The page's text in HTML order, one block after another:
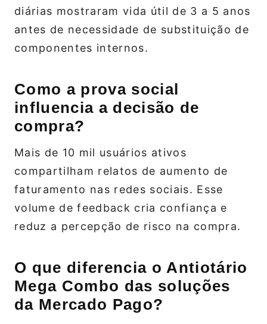
diárias mostraram vida útil de 3 a 5 anos
antes de necessidade de substituição de
componentes internos.
Como a prova social
influencia a decisão de
compra?
Mais de 10 mil usuários ativos
compartilham relatos de aumento de
faturamento nas redes sociais. Esse
volume de feedback cria confiança e
reduz a percepção de risco na compra.
O que diferencia o Antiotário
Mega Combo das soluções
da Mercado Pago?